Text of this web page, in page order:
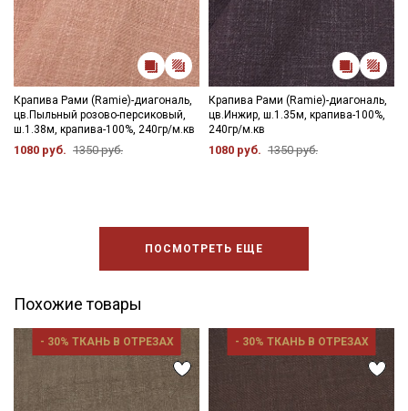
Крапива Рами (Ramie)-диагональ,
цв.Пыльный розово-персиковый,
ш.1.38м, крапива-100%, 240гр/м.кв
1080 руб. 1350 руб.
Крапива Рами (Ramie)-диагональ,
цв.Инжир, ш.1.35м, крапива-100%,
240гр/м.кв
1080 руб. 1350 руб.
ПОСМОТРЕТЬ ЕЩЕ
Похожие товары
- 30% ТКАНЬ В ОТРЕЗАХ - 30% ТКАНЬ В ОТРЕЗАХ